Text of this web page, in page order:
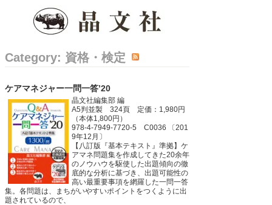
Category: 資格・検定
ケアマネジャー一問一答’20
晶文社編集部 編
A5判並製 324頁 定価：1,980円
（本体1,800円）
978-4-7949-7720-5 C0036 〔201
9年12月〕
【八訂版『基本テキスト』準拠】ケ
アマネ問題集を作成してきた20余年
のノウハウを駆使した出題傾向の徹
底的な分析に基づき、出題可能性の
高い最重要事項を網羅した一問一答
集。各問題は、まちがいやすいポイントをつくように出
題されているので、